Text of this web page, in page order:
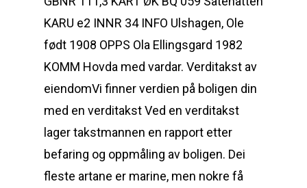
KARU e2 INNR 34 INFO Ulshagen, Ole
født 1908 OPPS Ola Ellingsgard 1982
KOMM Hovda med vardar. Verditakst av
eiendomVi finner verdien på boligen din
med en verditakst Ved en verditakst
lager takstmannen en rapport etter
befaring og oppmåling av boligen. Dei
fleste artane er marine, men nokre få